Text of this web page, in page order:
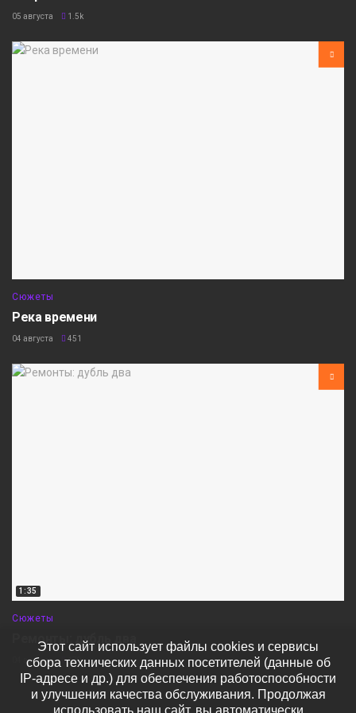
05 августа 1.5k
Сюжеты
Река времени
04 августа 451
1:35
Сюжеты
Ремонты: дубль два
04 августа 479
Этот сайт использует файлы cookies и сервисы
сбора технических данных посетителей (данные об
IP-адресе и др.) для обеспечения работоспособности
и улучшения качества обслуживания. Продолжая
использовать наш сайт, вы автоматически